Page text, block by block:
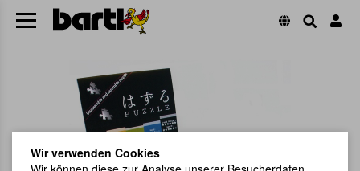
Wir verwenden Cookies